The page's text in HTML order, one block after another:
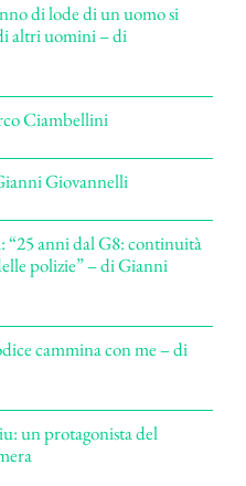
di lode di un uomo si
altri uomini – di
Ciambellini
Giovannelli
“25 anni dal G8: continuità
polizie” – di Gianni
cammina con me – di
un protagonista del